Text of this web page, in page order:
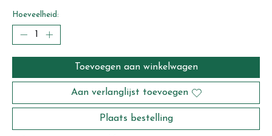
Hoeveelheid:
Toevoegen aan winkelwagen
Aan verlanglijst toevoegen
Plaats bestelling